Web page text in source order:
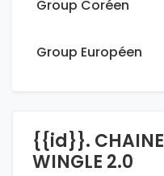
Group Coréen
Group Européen
{{id}}. CHAINE
WINGLE 2.0